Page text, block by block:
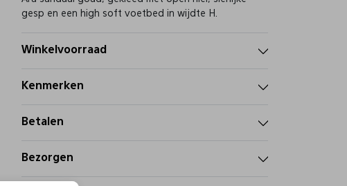
gesp en een high soft voetbed in wijdte H.
Winkelvoorraad
Kenmerken
Betalen
Bezorgen